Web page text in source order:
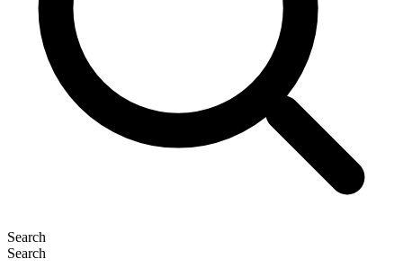
Search
Search